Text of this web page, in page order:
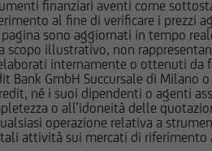
finanziari aventi come
al fine di verificare i prezzi
sono aggiornati in tempo
scopo illustrativo, non
internamente o ottenuti
Bank GmbH Succursale di Milano
né i suoi dipendenti o agenti
o all’idoneità delle
operazione relativa a
attività sui mercati di riferimento
ad essi; potrebbero
altra natura. Per gli
Società del Gruppo
di interesse nella
L'accesso alle
normativa di legge e
finanziari cui si